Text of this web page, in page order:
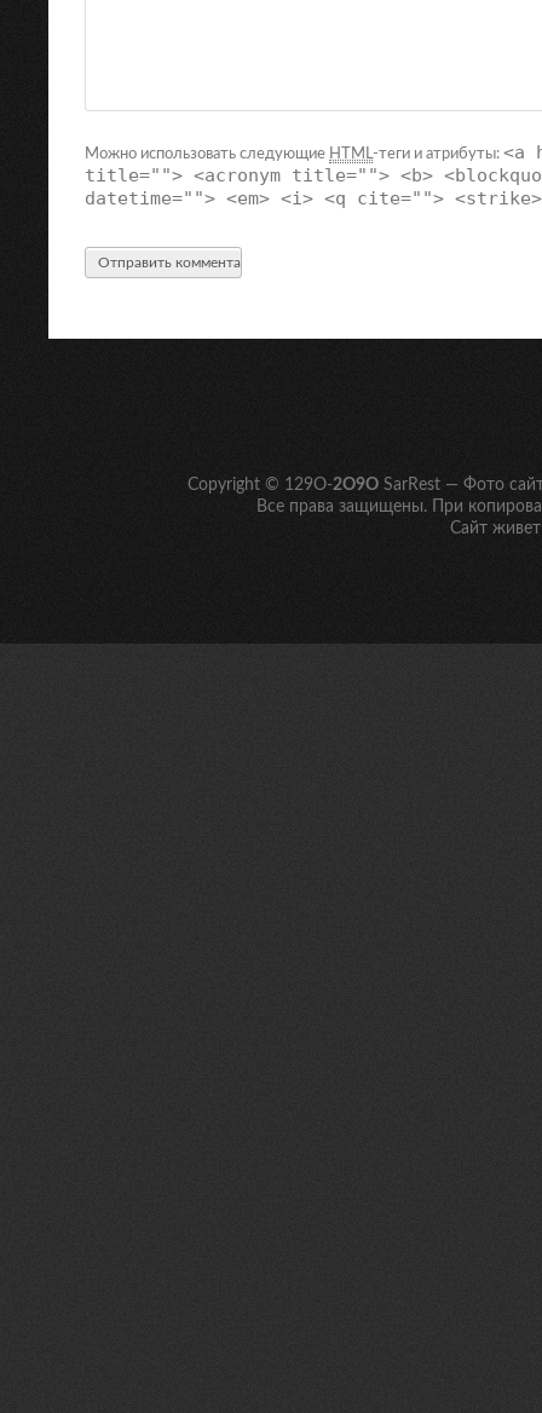
Можно использовать следующие HTML -теги и атрибуты: <a
title=""> <acronym title=""> <b>
datetime=""> <em> <i> <q cite="">
Copyright © 129O-2O9O SarRest — Фото
Все права защищены. При
Сайт живет